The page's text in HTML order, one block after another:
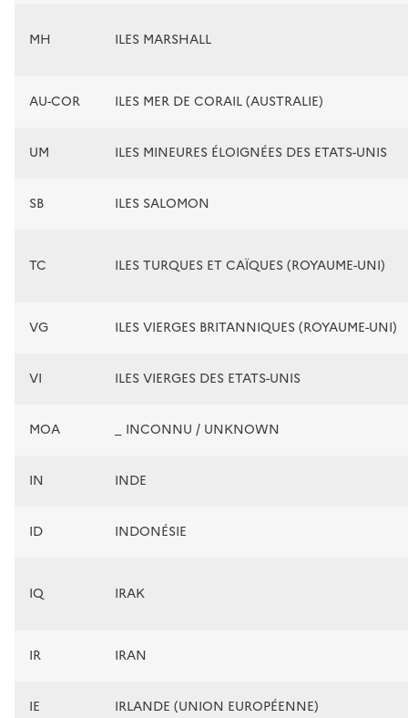
MH ILES MARSHALL
AU-COR ILES MER DE CORAIL (AUSTRALIE)
UM ILES MINEURES ÉLOIGNÉES DES ETATS-UNIS
SB ILES SALOMON
TC ILES TURQUES ET CAÏQUES (ROYAUME-UNI)
VG ILES VIERGES BRITANNIQUES (ROYAUME-UNI)
VI ILES VIERGES DES ETATS-UNIS
MOA _ INCONNU / UNKNOWN
IN INDE
ID INDONÉSIE
IQ IRAK
IR IRAN
IE IRLANDE (UNION EUROPÉENNE)